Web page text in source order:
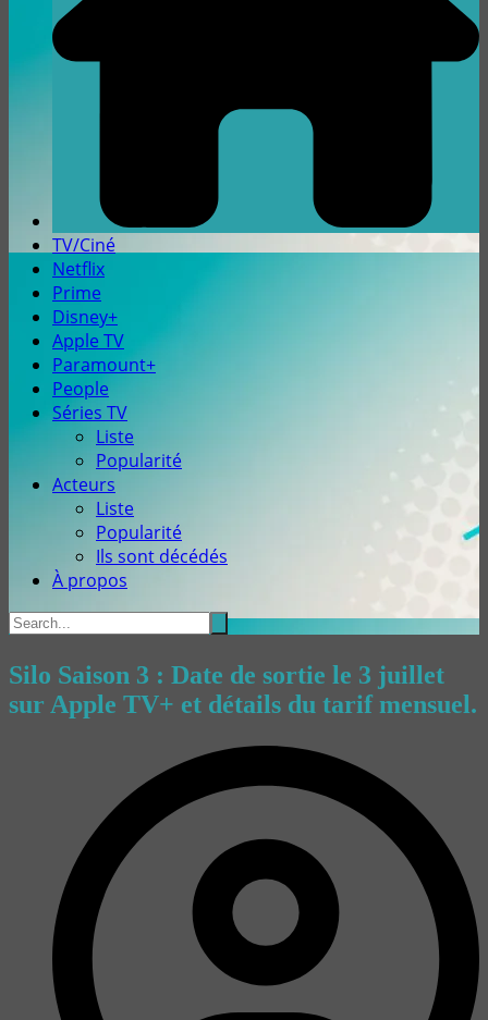
TV/Ciné
Netflix
Prime
Disney+
Apple TV
Paramount+
People
Séries TV
Liste
Popularité
Acteurs
Liste
Popularité
Ils sont décédés
À propos
Silo Saison 3 : Date de sortie le 3 juillet
sur Apple TV+ et détails du tarif mensuel.